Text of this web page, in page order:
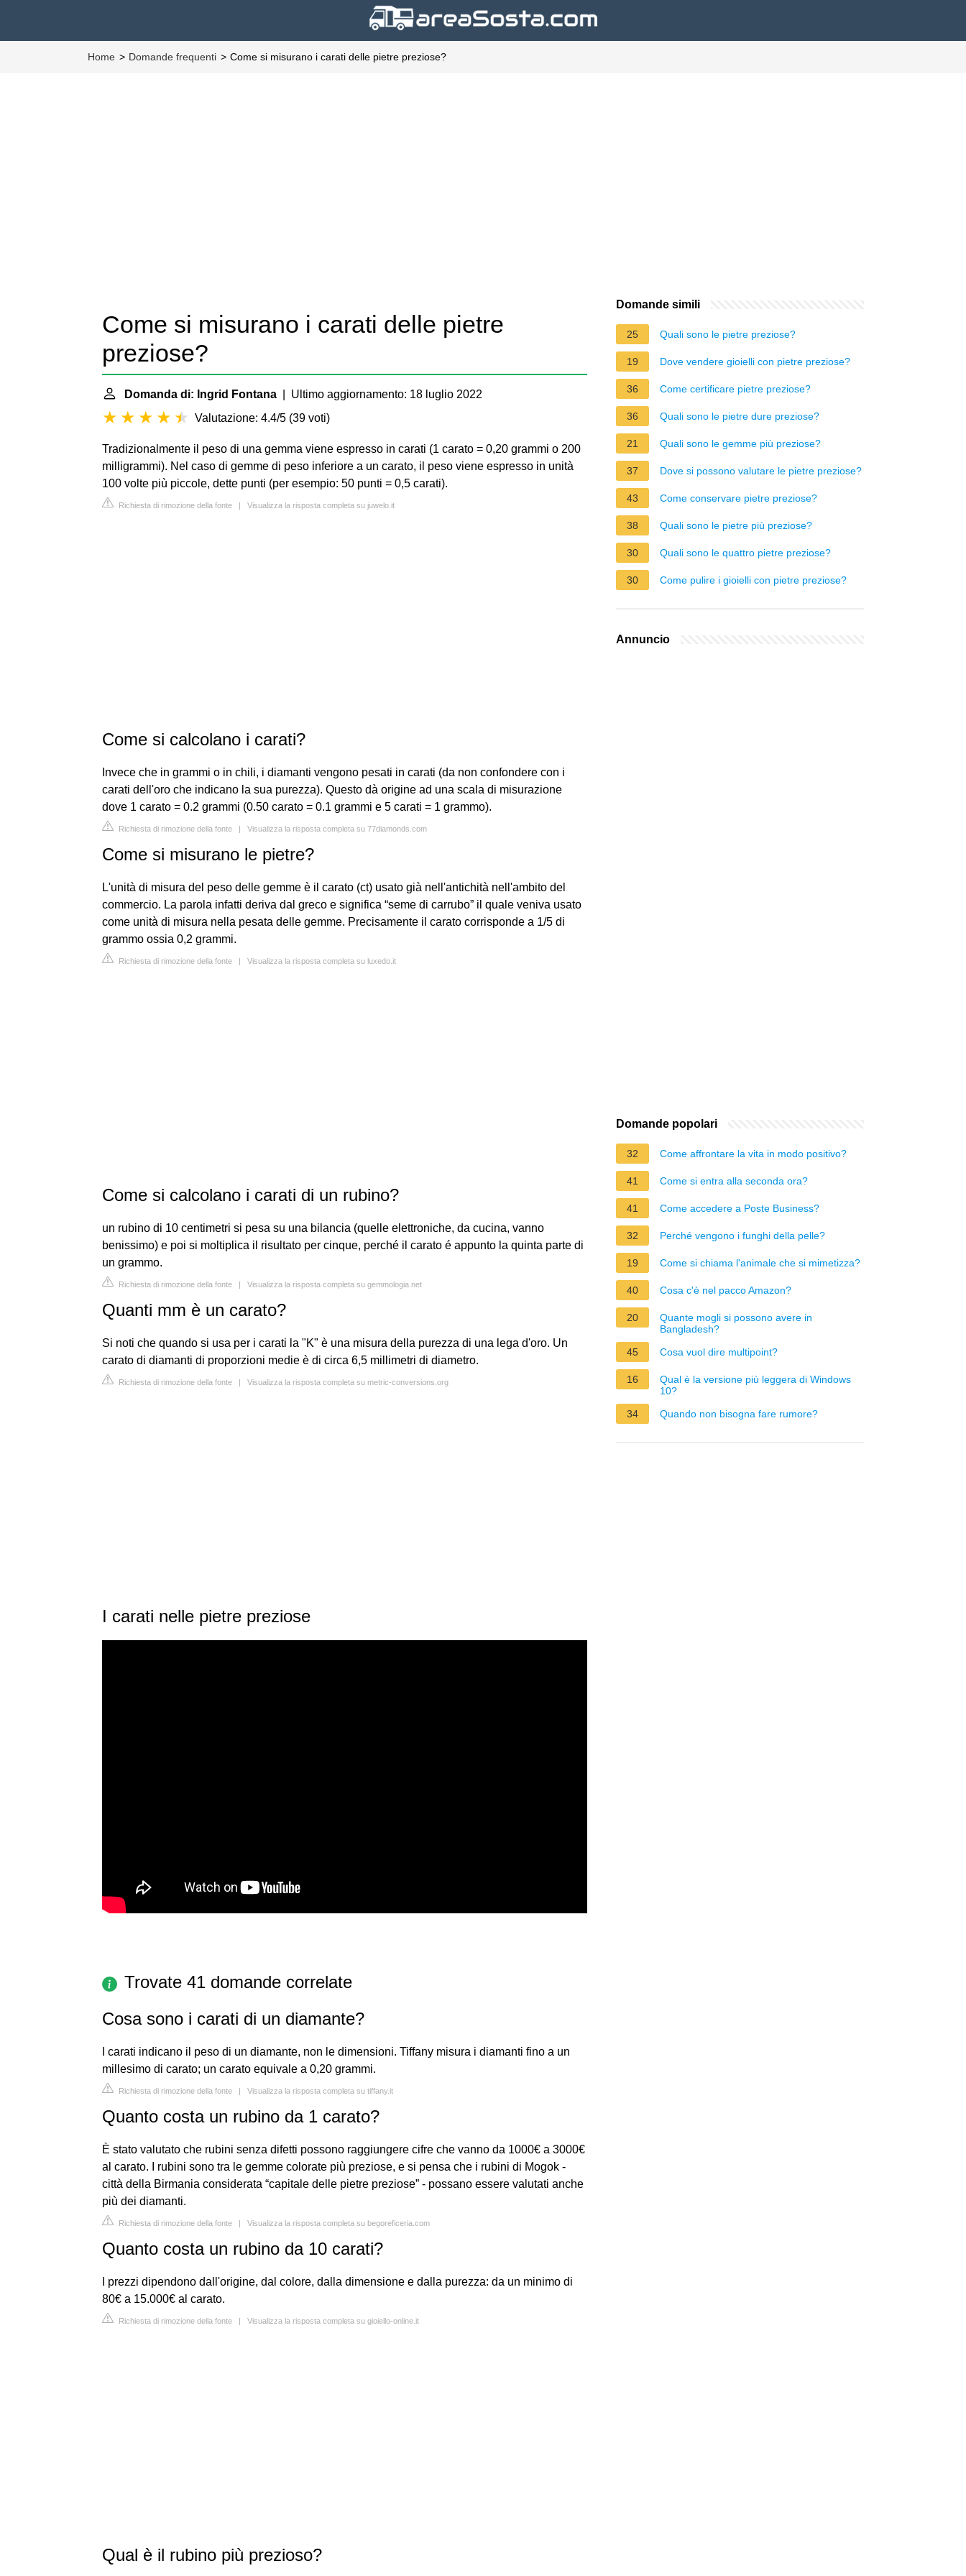
Home Domande frequenti Come si misurano i carati delle pietre preziose?
Come si misurano i carati delle pietre
preziose?
Domanda di: Ingrid Fontana | Ultimo aggiornamento: 18 luglio 2022
Valutazione: 4.4/5 (39 voti)
Tradizionalmente il peso di una gemma viene espresso in carati (1 carato = 0,20 grammi o 200
milligrammi). Nel caso di gemme di peso inferiore a un carato, il peso viene espresso in unità
100 volte più piccole, dette punti (per esempio: 50 punti = 0,5 carati).
Richiesta di rimozione della fonte | Visualizza la risposta completa su juwelo.it
Come si calcolano i carati?
Invece che in grammi o in chili, i diamanti vengono pesati in carati (da non confondere con i
carati dell'oro che indicano la sua purezza). Questo dà origine ad una scala di misurazione
dove 1 carato = 0.2 grammi (0.50 carato = 0.1 grammi e 5 carati = 1 grammo).
Richiesta di rimozione della fonte | Visualizza la risposta completa su 77diamonds.com
Come si misurano le pietre?
L'unità di misura del peso delle gemme è il carato (ct) usato già nell'antichità nell'ambito del
commercio. La parola infatti deriva dal greco e significa “seme di carrubo” il quale veniva usato
come unità di misura nella pesata delle gemme. Precisamente il carato corrisponde a 1/5 di
grammo ossia 0,2 grammi.
Richiesta di rimozione della fonte | Visualizza la risposta completa su luxedo.it
Come si calcolano i carati di un rubino?
un rubino di 10 centimetri si pesa su una bilancia (quelle elettroniche, da cucina, vanno
benissimo) e poi si moltiplica il risultato per cinque, perché il carato é appunto la quinta parte di
un grammo.
Richiesta di rimozione della fonte | Visualizza la risposta completa su gemmologia.net
Quanti mm è un carato?
Si noti che quando si usa per i carati la "K" è una misura della purezza di una lega d'oro. Un
carato di diamanti di proporzioni medie è di circa 6,5 millimetri di diametro.
Richiesta di rimozione della fonte | Visualizza la risposta completa su metric-conversions.org
I carati nelle pietre preziose
Trovate 41 domande correlate
Cosa sono i carati di un diamante?
I carati indicano il peso di un diamante, non le dimensioni. Tiffany misura i diamanti fino a un
millesimo di carato; un carato equivale a 0,20 grammi.
Richiesta di rimozione della fonte | Visualizza la risposta completa su tiffany.it
Quanto costa un rubino da 1 carato?
È stato valutato che rubini senza difetti possono raggiungere cifre che vanno da 1000€ a 3000€
al carato. I rubini sono tra le gemme colorate più preziose, e si pensa che i rubini di Mogok -
città della Birmania considerata “capitale delle pietre preziose” - possano essere valutati anche
più dei diamanti.
Richiesta di rimozione della fonte | Visualizza la risposta completa su begoreficeria.com
Quanto costa un rubino da 10 carati?
I prezzi dipendono dall'origine, dal colore, dalla dimensione e dalla purezza: da un minimo di
80€ a 15.000€ al carato.
Richiesta di rimozione della fonte | Visualizza la risposta completa su gioiello-online.it
Qual è il rubino più prezioso?
Domande simili
25 Quali sono le pietre preziose?
19 Dove vendere gioielli con pietre preziose?
36 Come certificare pietre preziose?
36 Quali sono le pietre dure preziose?
21 Quali sono le gemme più preziose?
37 Dove si possono valutare le pietre preziose?
43 Come conservare pietre preziose?
38 Quali sono le pietre più preziose?
30 Quali sono le quattro pietre preziose?
30 Come pulire i gioielli con pietre preziose?
Annuncio
Domande popolari
32 Come affrontare la vita in modo positivo?
41 Come si entra alla seconda ora?
41 Come accedere a Poste Business?
32 Perché vengono i funghi della pelle?
19 Come si chiama l'animale che si mimetizza?
40 Cosa c'è nel pacco Amazon?
20
Quante mogli si possono avere in
Bangladesh?
45
Cosa vuol dire multipoint?
16
Qual è la versione più leggera di Windows
10?
34
Quando non bisogna fare rumore?